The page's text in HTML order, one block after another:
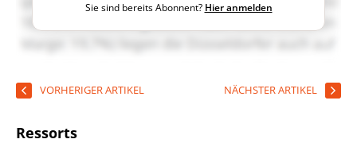
Sie sind bereits Abonnent? Hier anmelden
VORHERIGER ARTIKEL NÄCHSTER ARTIKEL
Ressorts